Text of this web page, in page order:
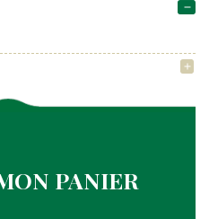
remove
add
PANIER